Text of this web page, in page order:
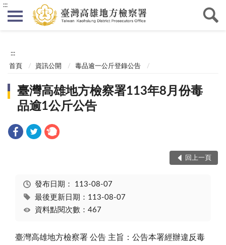
:::
:::
首頁 資訊公開 毒品逾一公斤登錄公告
臺灣高雄地方檢察署113年8月份毒
品逾1公斤公告
回上一頁
發布日期： 113-08-07
最後更新日期：113-08-07
資料點閱次數：467
臺灣高雄地方檢察署 公告 主旨：公告本署經辦違反毒